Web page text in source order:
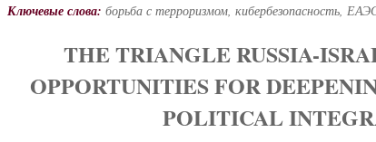
Ключевые слова: борьба с терроризмом, кибербезопасность,
THE TRIANGLE RUSSIA-
OPPORTUNITIES FOR
POLITICAL